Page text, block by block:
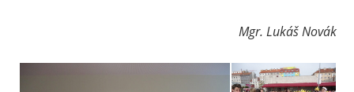
Mgr. Lukáš Novák